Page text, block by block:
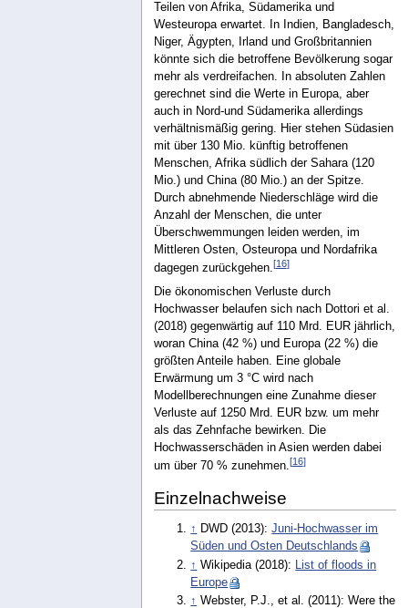
Teilen von Afrika, Südamerika und
Westeuropa erwartet. In Indien, Bangladesch,
Niger, Ägypten, Irland und Großbritannien
könnte sich die betroffene Bevölkerung sogar
mehr als verdreifachen. In absoluten Zahlen
gerechnet sind die Werte in Europa, aber
auch in Nord-und Südamerika allerdings
verhältnismäßig gering. Hier stehen Südasien
mit über 130 Mio. künftig betroffenen
Menschen, Afrika südlich der Sahara (120
Mio.) und China (80 Mio.) an der Spitze.
Durch abnehmende Niederschläge wird die
Anzahl der Menschen, die unter
Überschwemmungen leiden werden, im
Mittleren Osten, Osteuropa und Nordafrika
dagegen zurückgehen.[16]
Die ökonomischen Verluste durch
Hochwasser belaufen sich nach Dottori et al.
(2018) gegenwärtig auf 110 Mrd. EUR jährlich,
woran China (42 %) und Europa (22 %) die
größten Anteile haben. Eine globale
Erwärmung um 3 °C wird nach
Modellberechnungen eine Zunahme dieser
Verluste auf 1250 Mrd. EUR bzw. um mehr
als das Zehnfache bewirken. Die
Hochwasserschäden in Asien werden dabei
um über 70 % zunehmen.[16]
Einzelnachweise
↑ DWD (2013):Juni-Hochwasser im
Süden und Osten Deutschlands
↑ Wikipedia (2018):
List of floods in
Europe
↑ Webster, P.J., et al. (2011): Were the